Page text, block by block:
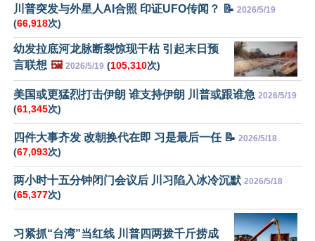
川普突发与外星人AI合照 印证UFO传闻？ 📝 2026/5/19
(66,918次)
幼发拉底河龙脉断裂惊现干枯 引起末日预
言联想 🖼️ 2026/5/19 (105,310次)
美国或更猛烈打击伊朗 谁支持伊朗 川普或跟谁急 2026/5/19
(61,345次)
四件大事齐发 改朝换代在即 习是最后一任 📝 2026/5/18
(67,093次)
两小时十五分钟闭门会议后 川习陷入冰冷沉默 2026/5/18
(65,377次)
习紧抓“台湾”当红线 川普四两拨千斤捞成